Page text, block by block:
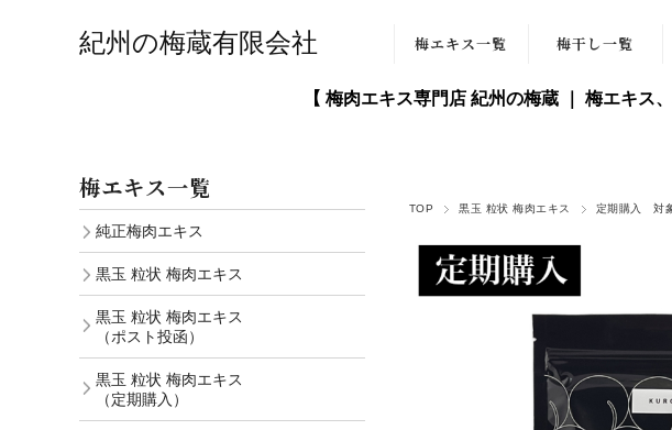
紀州の梅蔵有限会社 梅エキス一覧
純正梅肉エキス
(ポスト投函)
黒玉 梅肉エキス
梅干し一覧
紀州南高梅干
種抜き梅干
【 梅肉エキス専門店 紀州の梅蔵 ｜ 梅エキス
TOP 黒玉 粒状 梅肉エキス 定期購入 対
梅エキス一覧
純正梅肉エキス
黒玉 粒状 梅肉エキス
黒玉 粒状 梅肉エキス
（ポスト投函）
黒玉 粒状 梅肉エキス
（定期購入）